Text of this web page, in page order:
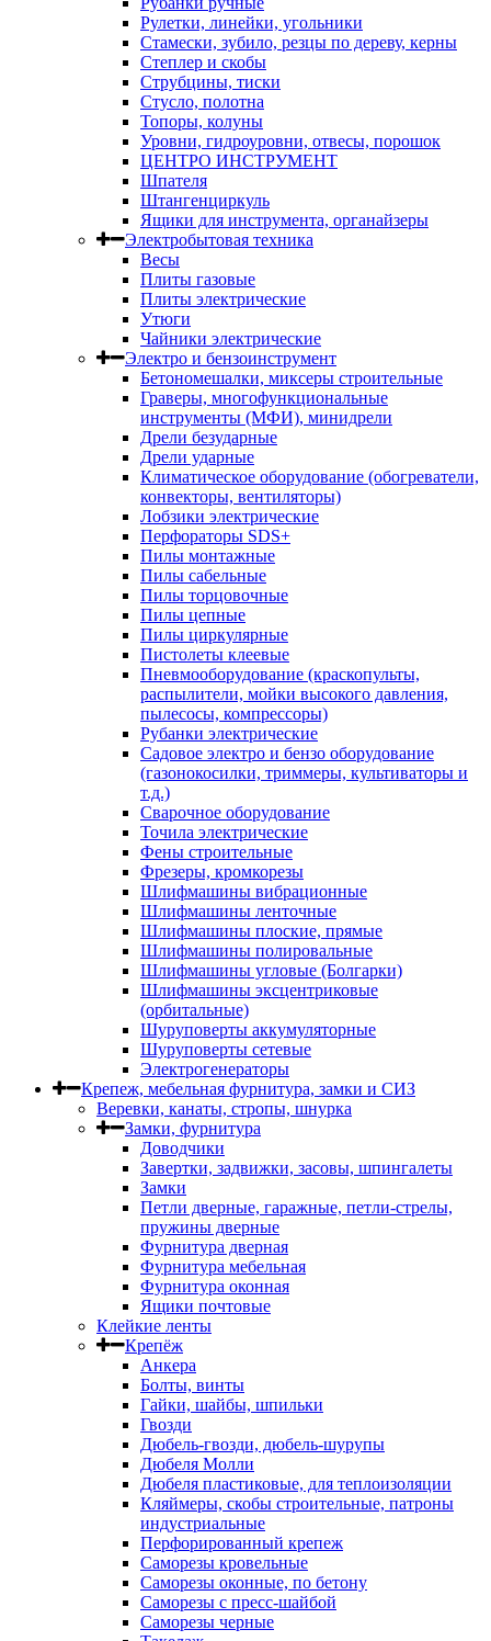
Рулетки, линейки, угольники
Стамески, зубило, резцы по дереву, керны
Степлер и скобы
Струбцины, тиски
Стусло, полотна
Топоры, колуны
Уровни, гидроуровни, отвесы, порошок
ЦЕНТРО ИНСТРУМЕНТ
Шпателя
Штангенциркуль
Ящики для инструмента, органайзеры
Электробытовая техника
Весы
Плиты газовые
Плиты электрические
Утюги
Чайники электрические
Электро и бензоинструмент
Бетономешалки, миксеры строительные
Граверы, многофункциональные
инструменты (МФИ), минидрели
Дрели безударные
Дрели ударные
Климатическое оборудование (обогреватели,
конвекторы, вентиляторы)
Лобзики электрические
Перфораторы SDS+
Пилы монтажные
Пилы сабельные
Пилы торцовочные
Пилы цепные
Пилы циркулярные
Пистолеты клеевые
Пневмооборудование (краскопульты,
распылители, мойки высокого давления,
пылесосы, компрессоры)
Рубанки электрические
Садовое электро и бензо оборудование
(газонокосилки, триммеры, культиваторы и
т.д.)
Сварочное оборудование
Точила электрические
Фены строительные
Фрезеры, кромкорезы
Шлифмашины вибрационные
Шлифмашины ленточные
Шлифмашины плоские, прямые
Шлифмашины полировальные
Шлифмашины угловые (Болгарки)
Шлифмашины эксцентриковые
(орбитальные)
Шуруповерты аккумуляторные
Шуруповерты сетевые
Электрогенераторы
Крепеж, мебельная фурнитура, замки и СИЗ
Веревки, канаты, стропы, шнурка
Замки, фурнитура
Доводчики
Завертки, задвижки, засовы, шпингалеты
Замки
Петли дверные, гаражные, петли-стрелы,
пружины дверные
Фурнитура дверная
Фурнитура мебельная
Фурнитура оконная
Ящики почтовые
Клейкие ленты
Крепёж
Анкера
Болты, винты
Гайки, шайбы, шпильки
Гвозди
Дюбель-гвозди, дюбель-шурупы
Дюбеля Молли
Дюбеля пластиковые, для теплоизоляции
Кляймеры, скобы строительные, патроны
индустриальные
Перфорированный крепеж
Саморезы кровельные
Саморезы оконные, по бетону
Саморезы с пресс-шайбой
Саморезы черные